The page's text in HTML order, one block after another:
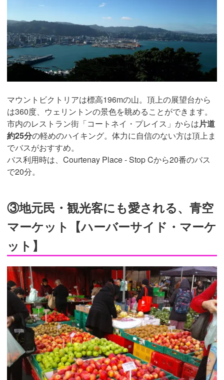
マウントビクトリアは標高196mの山。頂上の展望台から
は360度、ウェリントンの景色を眺めることができます。
市内のレストラン街「コートネイ・プレイス」からは片道
約25分の軽めのハイキング。体力に自信のない方は頂上ま
でバスがおすすめ。
バス利用時は、Courtenay Place - Stop Cから20番のバス
で20分。
③地元民・観光客にも愛される、青空
マーケット【ハーバーサイド・マーケ
ット】